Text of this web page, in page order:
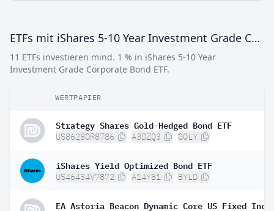
ETFs mit iShares 5-10 Year Investment Grade Corporate Bond ETF
11 ETFs investieren mind. 1 % in iShares 5-10 Year
Investment Grade Corporate Bond ETF.
WERTPAPIER
Strategy Shares Gold-Hedged Bond ETF
US86280R8786 A3DZQ3 GOLY
iShares Yield Optimized Bond ETF
US46434V7872 A14Y81 BYLD